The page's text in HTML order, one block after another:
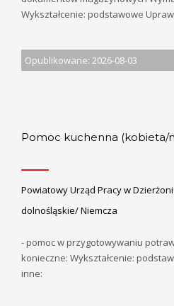
Wykształcenie: podstawowe
Opublikowane: 2026-08-03
Pomoc kuchenna (kobieta/
Powiatowy Urząd Pracy w
dolnośląskie/ Niemcza
- pomoc w przygotowywaniu
konieczne: Wykształcenie:
inne: